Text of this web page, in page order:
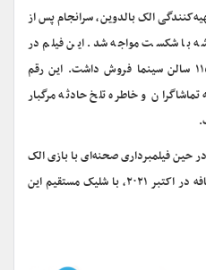
الک بالدوین، سرانجام پس از
با شکست مواجه شد. این فیلم در
افتتاحیه خود تنها ۲۵ هزار دلار از ۱۱۵ سالن سینما فروش داشت. این رقم
تماشاگران و خاطره تلخ حادثه مرگبار
در حین فیلمبرداری صحنه‌ای با بازی الک
بالدوین در مزرعه‌ای در نزدیکی سانتافه در اکتبر ۲۰۲۱، با شلیک مستقیم این